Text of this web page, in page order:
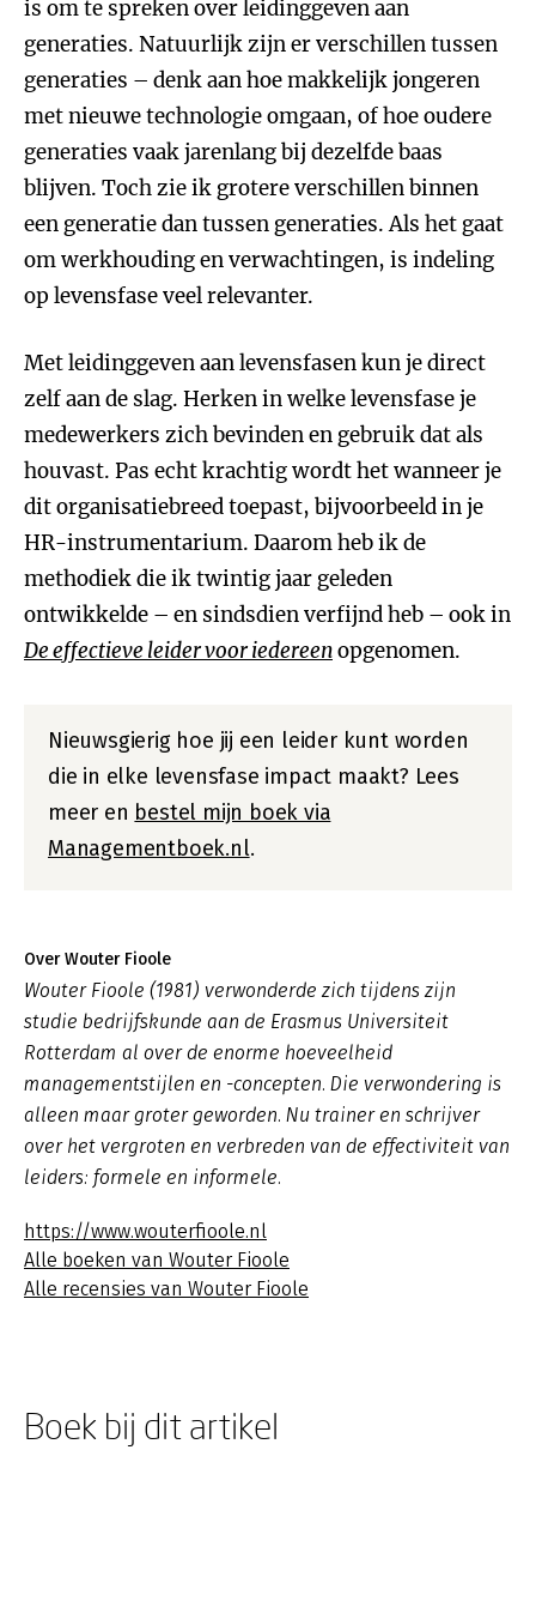
is om te spreken over leidinggeven aan
generaties. Natuurlijk zijn er verschillen tussen
generaties – denk aan hoe makkelijk jongeren
met nieuwe technologie omgaan, of hoe oudere
generaties vaak jarenlang bij dezelfde baas
blijven. Toch zie ik grotere verschillen binnen
een generatie dan tussen generaties. Als het gaat
om werkhouding en verwachtingen, is indeling
op levensfase veel relevanter.
Met leidinggeven aan levensfasen kun je direct
zelf aan de slag. Herken in welke levensfase je
medewerkers zich bevinden en gebruik dat als
houvast. Pas echt krachtig wordt het wanneer je
dit organisatiebreed toepast, bijvoorbeeld in je
HR-instrumentarium. Daarom heb ik de
methodiek die ik twintig jaar geleden
ontwikkelde – en sindsdien verfijnd heb – ook in
De effectieve leider voor iedereenopgenomen.
Nieuwsgierig hoe jij een leider kunt worden
die in elke levensfase impact maakt? Lees
meer en bestel mijn boek via
Managementboek.nl.
Over Wouter Fioole
Wouter Fioole (1981) verwonderde zich tijdens zijn
studie bedrijfskunde aan de Erasmus Universiteit
Rotterdam al over de enorme hoeveelheid
managementstijlen en -concepten. Die verwondering is
alleen maar groter geworden. Nu trainer en schrijver
over het vergroten en verbreden van de effectiviteit van
leiders: formele en informele.
https://www.wouterfioole.nl
Alle boeken van Wouter Fioole
Alle recensies van Wouter Fioole
Boek bij dit artikel